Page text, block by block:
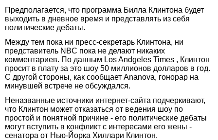
Предполагается, что программа Билла Клинтона будет
выходить в дневное время и представлять из себя
политические дебаты.
Между тем пока ни пресс-секретарь Клинтона, ни
представитель NBC пока не делают никаких
комментариев. По данным Los Andgeles Times , Клинтон
просит в плату за это шоу 50 миллионов долларов в год.
С другой стороны, как сообщает Ananova, гонорар на
минувшей встрече не обсуждался.
Неназванные источники интернет-сайта подчеркивают,
что Клинтон может отказаться от ведения шоу по
простой и понятной причине - его политические дебаты
могут вступить в конфликт с интересами его жены -
сенатора от Нью-Йорка Хиллари Клинтон.